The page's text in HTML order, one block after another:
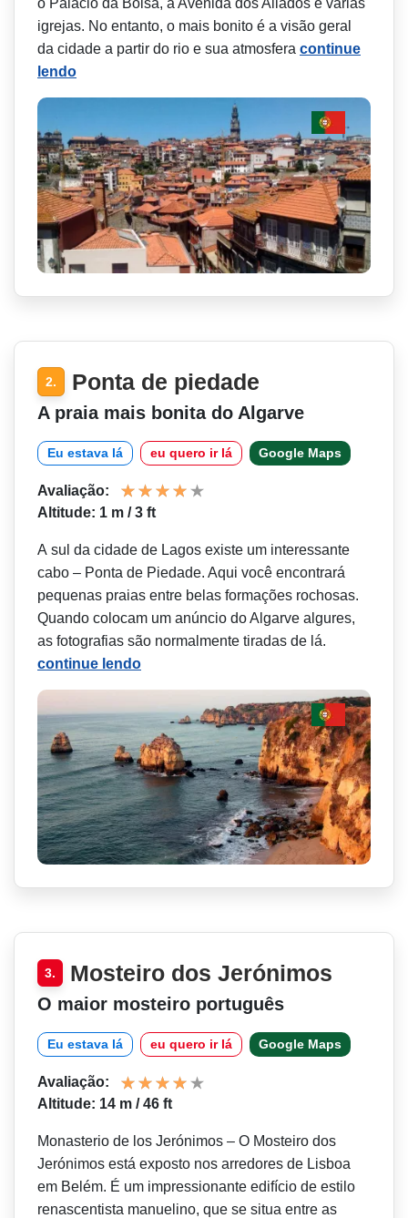
o Palácio da Bolsa, a Avenida dos Aliados e várias
igrejas. No entanto, o mais bonito é a visão geral
da cidade a partir do rio e sua atmosfera continue
lendo
2. Ponta de piedade
A praia mais bonita do Algarve
Eu estava lá eu quero ir lá Google Maps
Avaliação:
Altitude: 1 m / 3 ft
A sul da cidade de Lagos existe um interessante
cabo – Ponta de Piedade. Aqui você encontrará
pequenas praias entre belas formações rochosas.
Quando colocam um anúncio do Algarve algures,
as fotografias são normalmente tiradas de lá.
continue lendo
3. Mosteiro dos Jerónimos
O maior mosteiro português
Eu estava lá eu quero ir lá Google Maps
Avaliação:
Altitude: 14 m / 46 ft
Monasterio de los Jerónimos – O Mosteiro dos
Jerónimos está exposto nos arredores de Lisboa
em Belém. É um impressionante edifício de estilo
renascentista manuelino, que se situa entre as